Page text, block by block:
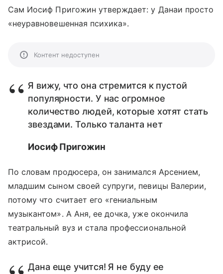
Сам Иосиф Пригожин утверждает: у Данаи просто
«неуравновешенная психика».
Контент недоступен
Я вижу, что она стремится к пустой
популярности. У нас огромное
количество людей, которые хотят стать
звездами. Только таланта нет
Иосиф Пригожин
По словам продюсера, он занимался Арсением,
младшим сыном своей супруги, певицы Валерии,
потому что считает его «гениальным
музыкантом». А Аня, ее дочка, уже окончила
театральный вуз и стала профессиональной
актрисой.
Дана еще учится! Я не буду ее